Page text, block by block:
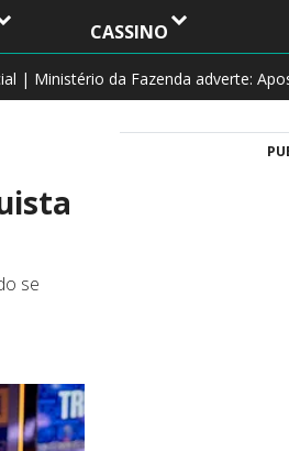
CASSINO
| Ministério da Fazenda adverte:
se